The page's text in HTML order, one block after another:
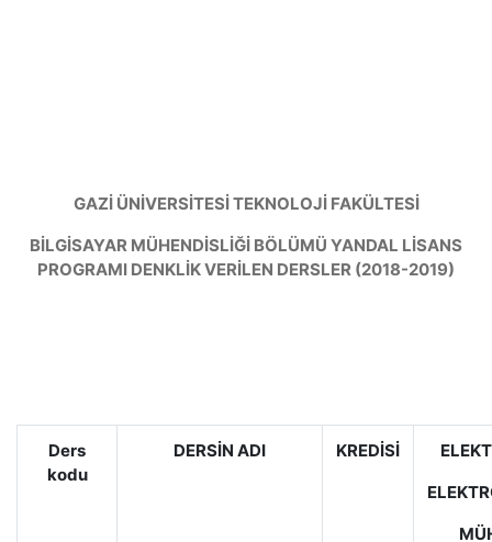
GAZİ ÜNİVERSİTESİ TEKNOLOJİ FAKÜLTESİ
BİLGİSAYAR MÜHENDİSLİĞİ BÖLÜMÜ YANDAL LİSANS
PROGRAMI DENKLİK VERİLEN DERSLER (2018-2019)
Ders
kodu
DERSİN ADI KREDİSİ